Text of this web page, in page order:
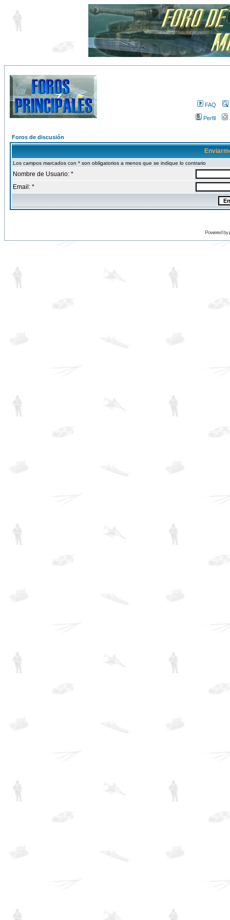
FAQ
Perfil
Foros de discusión
Los campos marcados con * son obligatorios a menos que se indique lo contrario
Nombre de Usuario: *
Email: *
Powered by